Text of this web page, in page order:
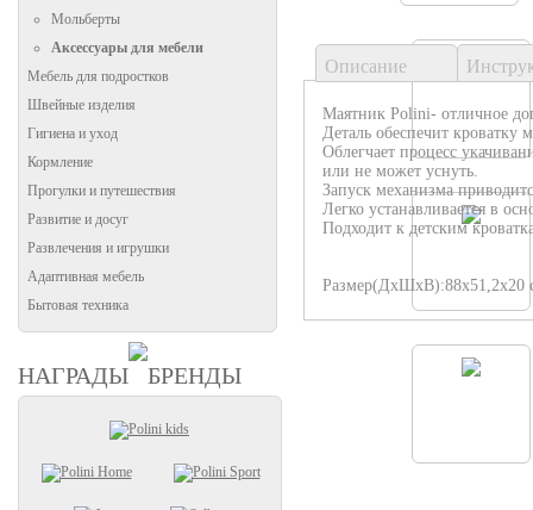
Мольберты
Аксессуары для мебели
Мебель для подростков
Швейные изделия
Гигиена и уход
Кормление
Прогулки и путешествия
Развитие и досуг
Развлечения и игрушки
Адаптивная мебель
Бытовая техника
НАГРАДЫ БРЕНДЫ
Описание
Маятник Polini- отличное
Деталь обеспечит кроватку
Облегчает процесс
или не может уснуть.
Запуск механизма
Легко устанавливается в
Подходит к детским
Размер(ДхШхВ):88х51,2х20